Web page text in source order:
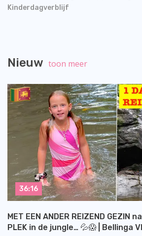
Kinderdagverblijf
Nieuw toon meer
MET EEN ANDER REIZEND GEZIN
PLEK in de jungle… 💦😱 | Bellinga
36:16